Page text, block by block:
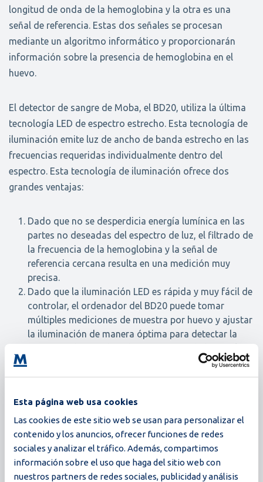
Esta página web usa cookies
Las cookies de este sitio web se usan para personalizar el
contenido y los anuncios, ofrecer funciones de redes
sociales y analizar el tráfico. Además, compartimos
información sobre el uso que haga del sitio web con
nuestros partners de redes sociales, publicidad y análisis
longitud de onda de la hemoglobina y la otra es una
señal de referencia. Estas dos señales se procesan
mediante un algoritmo informático y proporcionarán
información sobre la presencia de hemoglobina en el
huevo.
El detector de sangre de Moba, el BD20, utiliza la última
tecnología LED de espectro estrecho. Esta tecnología de
iluminación emite luz de ancho de banda estrecho en las
frecuencias requeridas individualmente dentro del
espectro. Esta tecnología de iluminación ofrece dos
grandes ventajas:
Dado que no se desperdicia energía lumínica en las
partes no deseadas del espectro de luz, el filtrado de
la frecuencia de la hemoglobina y la señal de
referencia cercana resulta en una medición muy
precisa.
Dado que la iluminación LED es rápida y muy fácil de
controlar, el ordenador del BD20 puede tomar
múltiples mediciones de muestra por huevo y ajustar
la iluminación de manera óptima para detectar la
que resulta en el más alto nivel de precisión.
estadístico de datos hacen del detector de sangre de
Moba uno de los sistemas más sensibles del mercado.
Esta sensibilidad única optimizará en última instancia la
calidad del huevo, otorgándole un control total.